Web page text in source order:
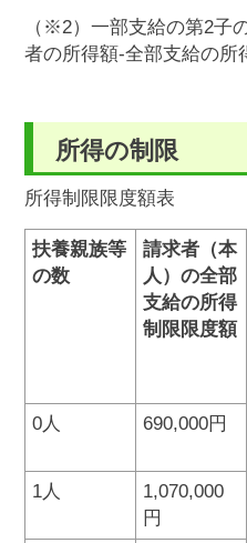
（※2）一部支給の第2子
者の所得額-全部支給の所
所得の制限
所得制限限度額表
扶養親族等
の数
請求者（本
人）の全部
支給の所得
制限限度額
0人
690,000円
1人
1,070,000
円